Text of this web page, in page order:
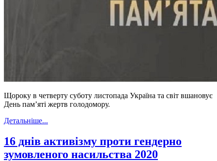
Щороку в четверту суботу листопада Україна та світ вшановує
День пам’яті жертв голодомору.
Детальніше...
16 днів активізму проти гендерно
зумовленого насильства 2020